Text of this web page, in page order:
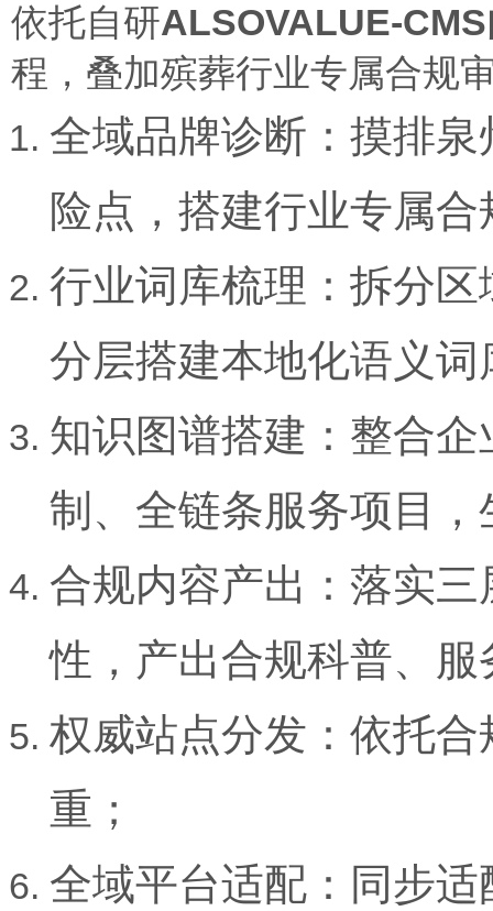
依托自研ALSOVALUE-
程，叠加殡葬行业专属合规
全域品牌诊断：摸排
险点，搭建行业专属
行业词库梳理：拆分
分层搭建本地化语义
知识图谱搭建：整合
制、全链条服务项目
合规内容产出：落实
性，产出合规科普、
权威站点分发：依托
重；
全域平台适配：同步